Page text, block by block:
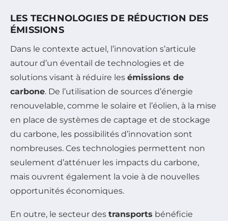
LES TECHNOLOGIES DE RÉDUCTION DES
ÉMISSIONS
Dans le contexte actuel, l’innovation s’articule
autour d’un éventail de technologies et de
solutions visant à réduire les émissions de
carbone. De l’utilisation de sources d’énergie
renouvelable, comme le solaire et l’éolien, à la mise
en place de systèmes de captage et de stockage
du carbone, les possibilités d’innovation sont
nombreuses. Ces technologies permettent non
seulement d’atténuer les impacts du carbone,
mais ouvrent également la voie à de nouvelles
opportunités économiques.
En outre, le secteur des transports bénéficie